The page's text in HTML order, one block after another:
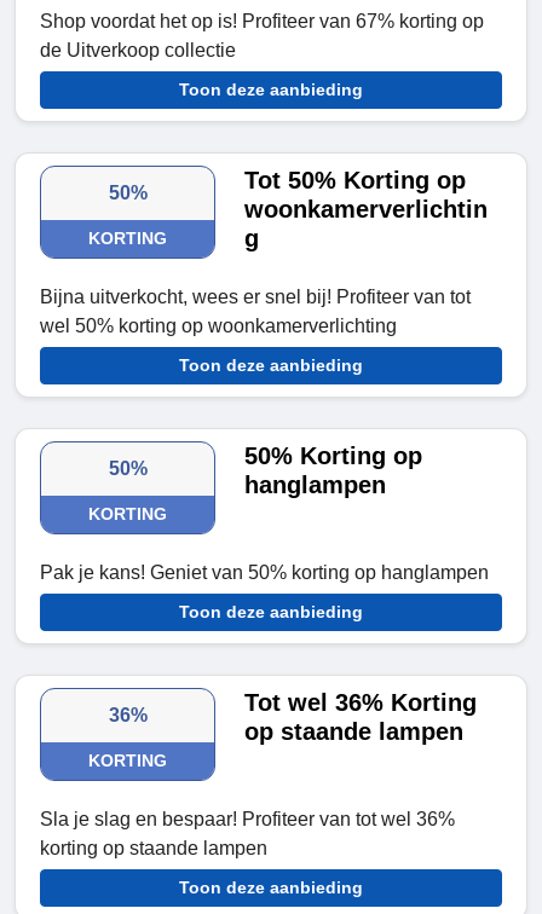
Shop voordat het op is! Profiteer van 67% korting op
de Uitverkoop collectie
Toon deze aanbieding
50%
KORTING
Tot 50% Korting op
woonkamerverlichtin
g
Bijna uitverkocht, wees er snel bij! Profiteer van tot
wel 50% korting op woonkamerverlichting
Toon deze aanbieding
50%
KORTING
50% Korting op
hanglampen
Pak je kans! Geniet van 50% korting op hanglampen
Toon deze aanbieding
36%
KORTING
Tot wel 36% Korting
op staande lampen
Sla je slag en bespaar! Profiteer van tot wel 36%
korting op staande lampen
Toon deze aanbieding